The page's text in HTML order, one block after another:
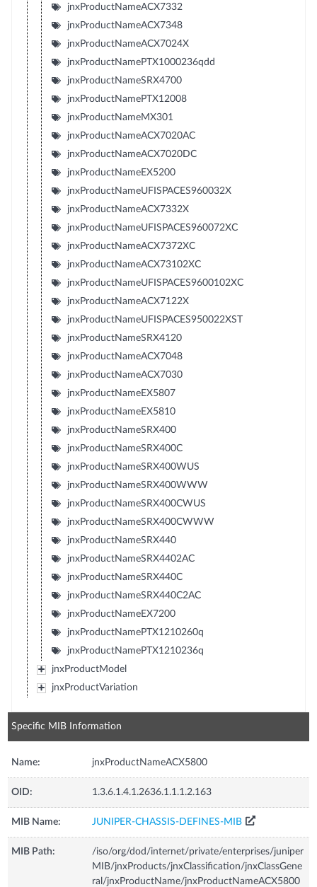
jnxProductNameACX7332
jnxProductNameACX7348
jnxProductNameACX7024X
jnxProductNamePTX1000236qdd
jnxProductNameSRX4700
jnxProductNamePTX12008
jnxProductNameMX301
jnxProductNameACX7020AC
jnxProductNameACX7020DC
jnxProductNameEX5200
jnxProductNameUFISPACES960032X
jnxProductNameACX7332X
jnxProductNameUFISPACES960072XC
jnxProductNameACX7372XC
jnxProductNameACX73102XC
jnxProductNameUFISPACES9600102XC
jnxProductNameACX7122X
jnxProductNameUFISPACES950022XST
jnxProductNameSRX4120
jnxProductNameACX7048
jnxProductNameACX7030
jnxProductNameEX5807
jnxProductNameEX5810
jnxProductNameSRX400
jnxProductNameSRX400C
jnxProductNameSRX400WUS
jnxProductNameSRX400WWW
jnxProductNameSRX400CWUS
jnxProductNameSRX400CWWW
jnxProductNameSRX440
jnxProductNameSRX4402AC
jnxProductNameSRX440C
jnxProductNameSRX440C2AC
jnxProductNameEX7200
jnxProductNamePTX1210260q
jnxProductNamePTX1210236q
jnxProductModel
jnxProductVariation
Specific MIB Information
Name: jnxProductNameACX5800
OID: 1.3.6.1.4.1.2636.1.1.1.2.163
MIB Name: JUNIPER-CHASSIS-DEFINES-MIB
MIB Path:
/iso/org/dod/internet/private/enterprises/juniper
MIB/jnxProducts/jnxClassification/jnxClassGene
ral/jnxProductName/jnxProductNameACX5800